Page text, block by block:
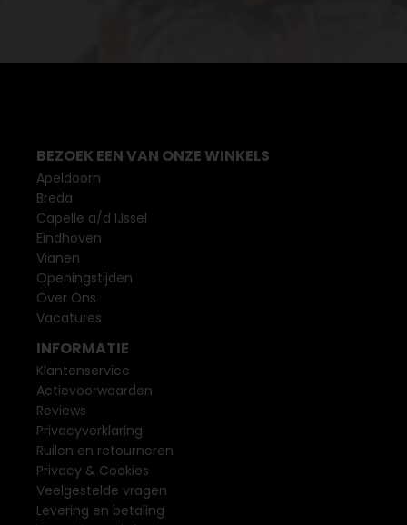
BEZOEK EEN VAN ONZE WINKELS
Apeldoorn
Breda
Capelle a/d IJssel
Eindhoven
Vianen
Openingstijden
Over Ons
Vacatures
INFORMATIE
Klantenservice
Actievoorwaarden
Reviews
Privacyverklaring
Ruilen en retourneren
Privacy & Cookies
Veelgestelde vragen
Levering en betaling